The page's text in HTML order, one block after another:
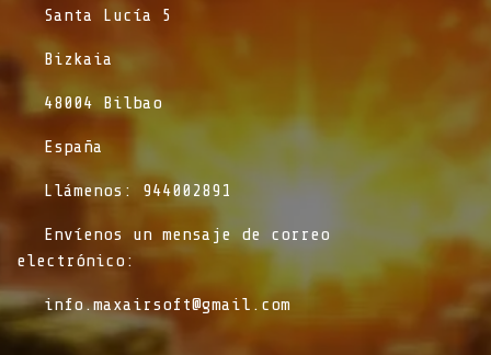
​Santa Lucía 5
​Bizkaia
​48004 Bilbao
​España
​Llámenos: 944002891
​Envíenos un mensaje de correo
electrónico:
info.maxairsoft@gmail.com